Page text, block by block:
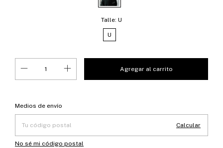
Talle: U
U
Entregas para el CP:
Medios de envío
Calcular
No sé mi código postal